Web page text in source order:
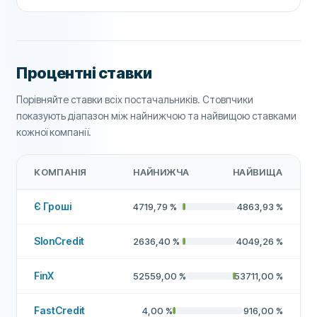
КОМПАНІЯ НАЙНИЖЧА НАЙВИЩА
Є Гроші 4719,79 % 4863,93 %
SlonCredit 2636,40 % 4049,26 %
FinX 52559,00 % 53711,00 %
FastCredit 4,00 % 916,00 %
Процентні ставки
Порівняйте ставки всіх постачальників. Стовпчики
показують діапазон між найнижчою та найвищою ставками
кожної компанії.